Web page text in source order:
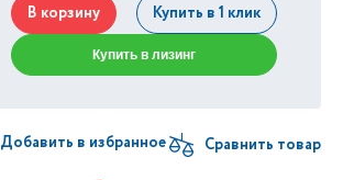
В корзину Купить в 1 клик
Купить в лизинг
Добавить в избранное